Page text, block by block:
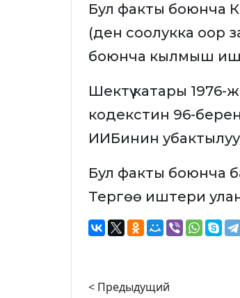
Бул факты боюнча
(ден соолукка оор
боюнча кылмыш
Шектүү катары
кодекстин 96-
ИИБинин
Бул факты боюнча
Тергөө иштери
< Предыдущий